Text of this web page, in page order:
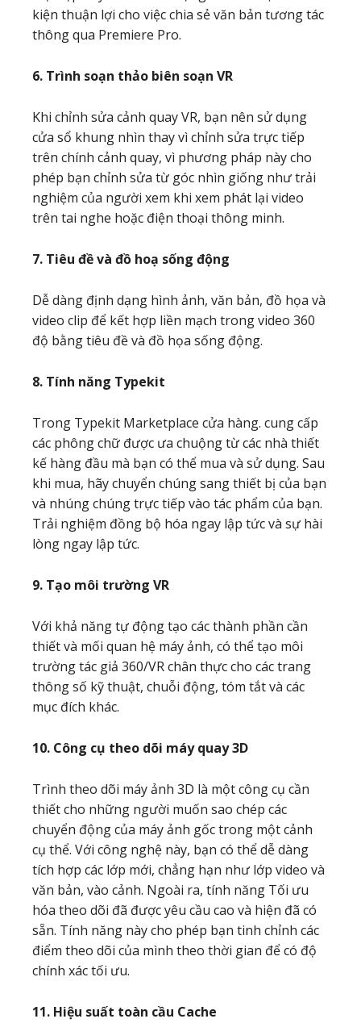
kiện thuận lợi cho việc chia sẻ văn bản tương tác
thông qua Premiere Pro.
6. Trình soạn thảo biên soạn VR
Khi chỉnh sửa cảnh quay VR, bạn nên sử dụng
cửa sổ khung nhìn thay vì chỉnh sửa trực tiếp
trên chính cảnh quay, vì phương pháp này cho
phép bạn chỉnh sửa từ góc nhìn giống như trải
nghiệm của người xem khi xem phát lại video
trên tai nghe hoặc điện thoại thông minh.
7. Tiêu đề và đồ hoạ sống động
Dễ dàng định dạng hình ảnh, văn bản, đồ họa và
video clip để kết hợp liền mạch trong video 360
độ bằng tiêu đề và đồ họa sống động.
8. Tính năng Typekit
Trong Typekit Marketplace cửa hàng. cung cấp
các phông chữ được ưa chuộng từ các nhà thiết
kế hàng đầu mà bạn có thể mua và sử dụng. Sau
khi mua, hãy chuyển chúng sang thiết bị của bạn
và nhúng chúng trực tiếp vào tác phẩm của bạn.
Trải nghiệm đồng bộ hóa ngay lập tức và sự hài
lòng ngay lập tức.
9. Tạo môi trường VR
Với khả năng tự động tạo các thành phần cần
thiết và mối quan hệ máy ảnh, có thể tạo môi
trường tác giả 360/VR chân thực cho các trang
thông số kỹ thuật, chuỗi động, tóm tắt và các
mục đích khác.
10. Công cụ theo dõi máy quay 3D
Trình theo dõi máy ảnh 3D là một công cụ cần
thiết cho những người muốn sao chép các
chuyển động của máy ảnh gốc trong một cảnh
cụ thể. Với công nghệ này, bạn có thể dễ dàng
tích hợp các lớp mới, chẳng hạn như lớp video và
văn bản, vào cảnh. Ngoài ra, tính năng Tối ưu
hóa theo dõi đã được yêu cầu cao và hiện đã có
sẵn. Tính năng này cho phép bạn tinh chỉnh các
điểm theo dõi của mình theo thời gian để có độ
chính xác tối ưu.
11. Hiệu suất toàn cầu Cache